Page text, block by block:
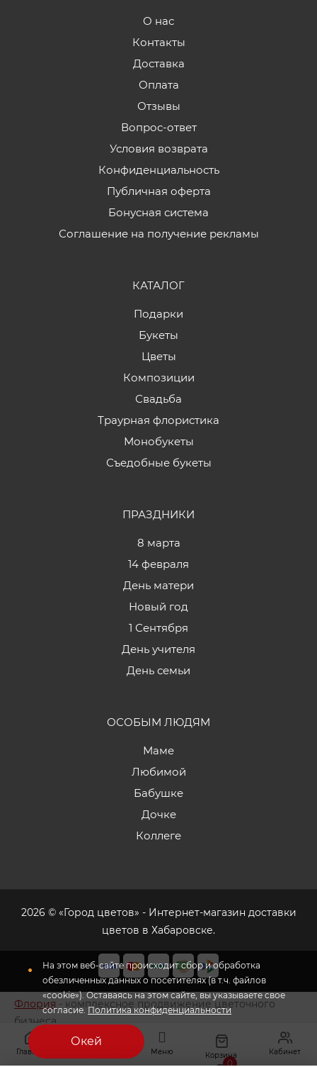
Главная Меню Корзина
0
Кабинет
На этом веб-сайте происходит сбор и обработка
обезличенных данных о посетителях (в т.ч. файлов
«cookie»). Оставаясь на этом сайте, вы указываете свое
согласие. Политика конфиденциальности
Окей
О нас
Контакты
Доставка
Оплата
Отзывы
Вопрос-ответ
Условия возврата
Конфиденциальность
Публичная оферта
Бонусная система
Соглашение на получение рекламы
КАТАЛОГ
Подарки
Букеты
Цветы
Композиции
Свадьба
Траурная флористика
Монобукеты
Съедобные букеты
ПРАЗДНИКИ
8 марта
14 февраля
День матери
Новый год
1 Сентября
День учителя
День семьи
ОСОБЫМ ЛЮДЯМ
Маме
Любимой
Бабушке
Дочке
Коллеге
2026 © «Город цветов» - Интернет-магазин доставки
цветов в Хабаровске.
Флория - комплексное продвижение цветочного
бизнеса